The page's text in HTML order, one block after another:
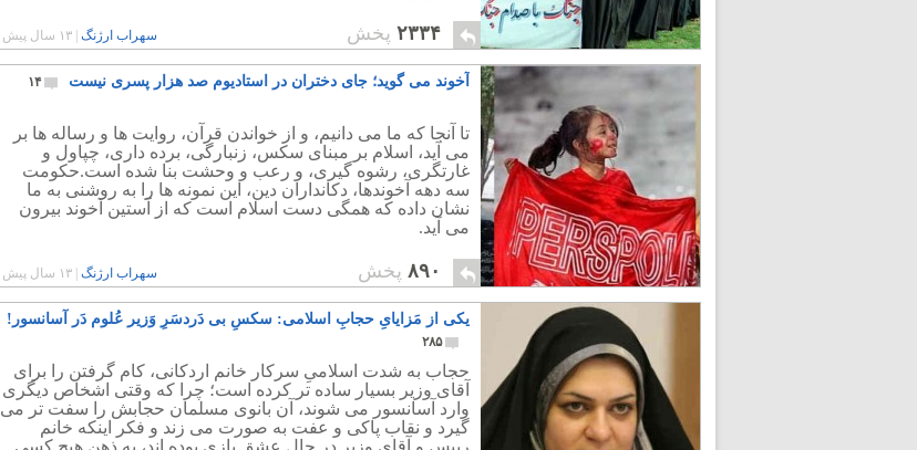
۲۳۳۴ پخش سهراب ارژنگ ۱۳ سال پیش
آخوند می گوید؛ جای دختران در استادیوم صد هزار پسری نیست ۱۴
تا آنجا که ما می دانیم، و از خواندن قرآن، روایت ها و رساله ها بر
می آید، اسلام بر مبنای سکس، زنبارگی، برده داری، چپاول و
غارتگری، رشوه گیری، و رعب و وحشت بنا شده است.حکومت
سه دهه آخوندها، دکانداران دین، این نمونه ها را به روشنی به ما
نشان داده که همگی دست اسلام است که از آستین آخوند بیرون
می آید.
۸۹۰ پخش سهراب ارژنگ ۱۳ سال پیش
یکی از مَزایایِ حجابِ اسلامی: سکسِ بی دَردسَرِ وَزیر عُلوم دَر آسانسور!
۲۸۵
حجاب به شدت اسلامیِ سرکار خانم اردکانی، کام گرفتن را برای
آقای وزیر بسیار ساده تر کرده است؛ چرا که وقتی اشخاص دیگری
وارد آسانسور می شوند، آن بانوی مسلمان حجابش را سفت تر می
گیرد و نقاب پاکی و عفت به صورت می زند و فکر اینکه خانم
رییس و آقای وزیر در حال عشق بازی بوده اند، به ذهن هیچ کسی